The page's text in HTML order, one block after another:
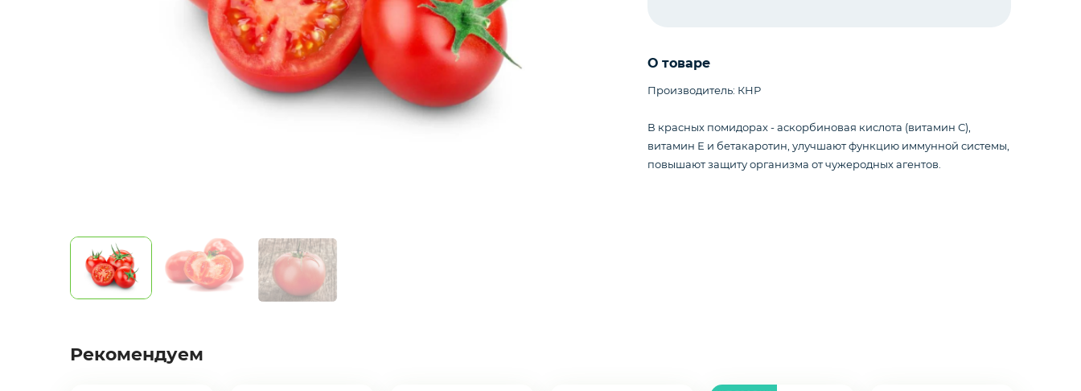
Замороженные ягоды/фрукты/
Сыры
Орехи и сухофрукты
О товаре
Производитель: КНР
В красных помидорах - аскорбиновая кислота (витамин С),
витамин Е и бетакаротин, улучшают функцию иммунной системы,
повышают защиту организма от чужеродных агентов.
Рекомендуем